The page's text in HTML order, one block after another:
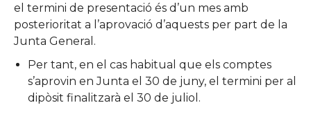
el termini de presentació és d’un mes amb
posterioritat a l’aprovació d’aquests per part de la
Junta General.
Per tant, en el cas habitual que els comptes
s’aprovin en Junta el 30 de juny, el termini per al
dipòsit finalitzarà el 30 de juliol.